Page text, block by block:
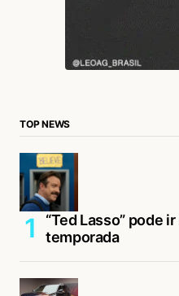
TOP NEWS
“Ted Lasso” pode
temporada